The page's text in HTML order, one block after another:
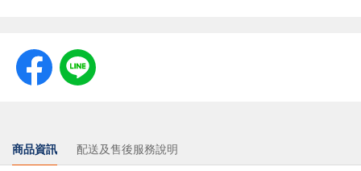
商品資訊 配送及售後服務說明